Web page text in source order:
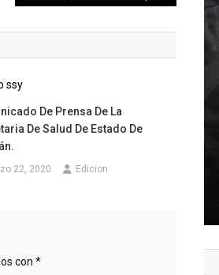
De Prensa De La
De Salud De Estado De
22, 2020 Edicion
con *